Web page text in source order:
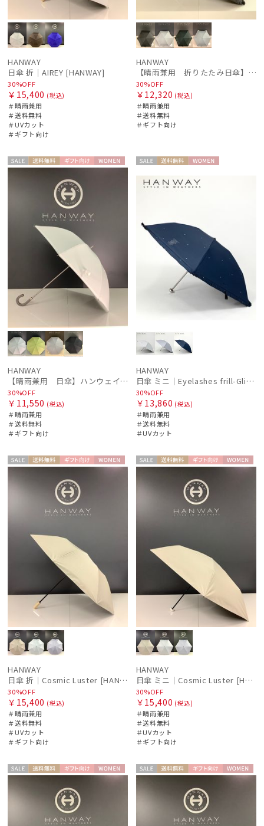
LANVIN COLLECTION
ランバン コレクション
LANVIN en Bleu
MACKINTOSH PHILOSOPHY
マッキントッシュ フィロソフィー
マジカルテック
masu
マス
MIRACLE TECH
ミラクルテック
PAUL&JOE ACCESSOIRES
ポールアンドジョー アクセソワ
POLO RALPH LAUREN
ポロ ラルフ ローレン
urawaza
傘機能
その他
カラー
価格・割引率
在庫表示
販売状況
入荷状況
HANWAY
日傘 折｜AIREY [HANWAY]
30%OFF
￥15,400 (税込)
＃晴雨兼用
＃送料無料
＃UVカット
＃ギフト向け
HANWAY
【晴雨兼用 折りたたみ日傘】ハンウェイ（ＨＡＮＷＡＹ）Eyelashes frill（アイラッシュ・フリル）
30%OFF
￥12,320 (税込)
＃晴雨兼用
＃送料無料
＃ギフト向け
セー 送料無 ギフト
向け
WOME
HANWAY
【晴雨兼用 日傘】ハンウェイ（ＨＡＮＷＡＹ）Liner ribbon（ライナー・リボン)
30%OFF
￥11,550 (税込)
＃晴雨兼用
＃送料無料
＃ギフト向け
ル
料
N
HANWAY
日傘 ミニ｜Eyelashes frill-Glitter [HANWAY]
30%OFF
￥13,860 (税込)
＃晴雨兼用
＃送料無料
＃UVカット
セー
ル
送料無 ギフト
向け
WOME
HANWAY
日傘 折｜Cosmic Luster [HANWAY]
30%OFF
￥15,400 (税込)
＃晴雨兼用
＃送料無料
＃UVカット
＃ギフト向け
セー
ル
送料無 ギフト
向け
WOME
HANWAY
日傘 ミニ｜Cosmic Luster [HANWAY]
30%OFF
￥15,400 (税込)
＃晴雨兼用
＃送料無料
＃UVカット
＃ギフト向け
セー
ル
送料無 ギフト
向け
WOME
セー
ル
送料無 ギフト
向け
WOME